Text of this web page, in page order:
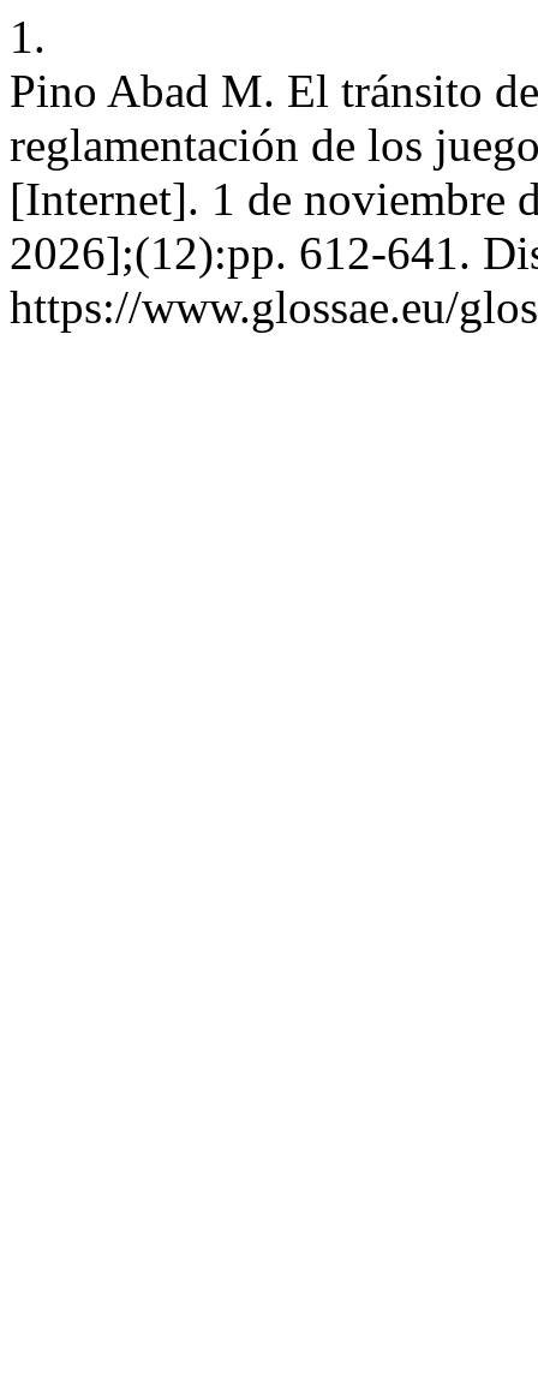
1.
Pino Abad M. El tránsito
reglamentación de los
[Internet]. 1 de noviembre
2026];(12):pp. 612-641.
https://www.glossae.eu/